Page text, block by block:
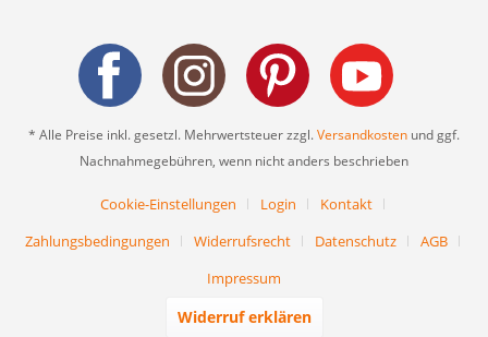
* Alle Preise inkl. gesetzl. Mehrwertsteuer zzgl.Versandkosten und ggf.
Nachnahmegebühren, wenn nicht anders beschrieben
Cookie-Einstellungen Login
Kontakt
Zahlungsbedingungen
Widerrufsrecht Datenschutz
AGB
Impressum
Widerruf erklären